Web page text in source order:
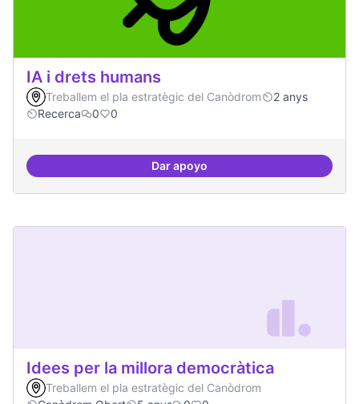
IA i drets humans
Treballem el pla estratègic del Canòdrom
2 anys
Recerca
0 0
Dar apoyoIA i drets humans
Idees per la millora democràtica
Treballem el pla estratègic del Canòdrom